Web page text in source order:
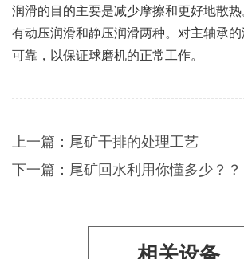
润滑的目的主要是减少摩擦和更好地散
有动压润滑和静压润滑两种。对主轴承的
可靠，以保证球磨机的正常工作。
上一篇： 尾矿干排的处理工艺
下一篇： 尾矿回水利用你懂多少？？
相关设备